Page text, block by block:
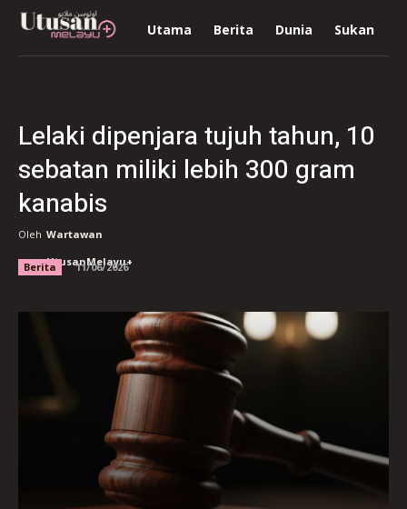
Utama Berita Dunia Sukan
Lelaki dipenjara tujuh tahun, 10
sebatan miliki lebih 300 gram
kanabis
Oleh Wartawan
UtusanMelayu+
Berita 11/06/2026